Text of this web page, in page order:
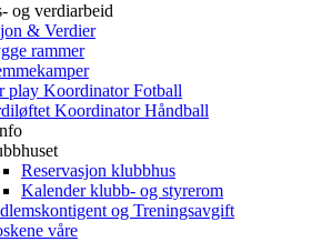
og verdiarbeid
& Verdier
rammer
play Koordinator Fotball
Koordinator Håndball
Reservasjon klubbhus
Kalender klubb- og styrerom
og Treningsavgift
våre